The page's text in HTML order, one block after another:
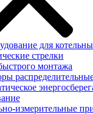
для
стрелки
монтажа
измерительные